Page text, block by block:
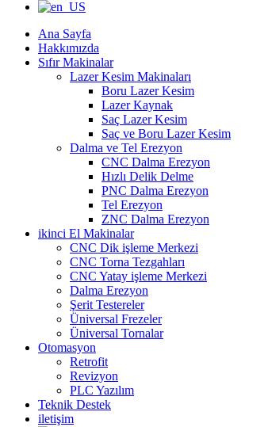
Ana Sayfa
Hakkımızda
Sıfır Makinalar
Lazer Kesim Makinaları
Boru Lazer Kesim
Lazer Kaynak
Saç Lazer Kesim
Saç ve Boru Lazer Kesim
Dalma ve Tel Erezyon
CNC Dalma Erezyon
Hızlı Delik Delme
PNC Dalma Erezyon
Tel Erezyon
ZNC Dalma Erezyon
ikinci El Makinalar
CNC Dik işleme Merkezi
CNC Torna Tezgahları
CNC Yatay işleme Merkezi
Dalma Erezyon
Şerit Testereler
Üniversal Frezeler
Üniversal Tornalar
Otomasyon
Retrofit
Revizyon
PLC Yazılım
Teknik Destek
iletişim